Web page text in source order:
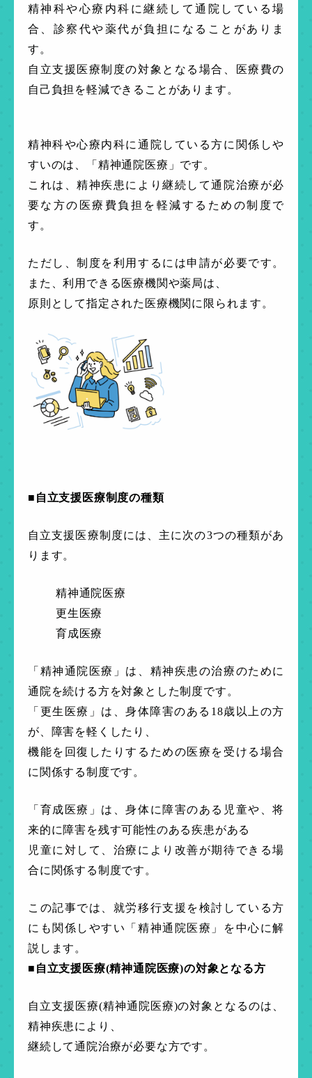
精神科や心療内科に継続して通院している場
合、診察代や薬代が負担になることがありま
す。
自立支援医療制度の対象となる場合、医療費の
自己負担を軽減できることがあります。
精神科や心療内科に通院している方に関係しや
すいのは、「精神通院医療」です。
これは、精神疾患により継続して通院治療が必
要な方の医療費負担を軽減するための制度で
す。
ただし、制度を利用するには申請が必要です。
また、利用できる医療機関や薬局は、
原則として指定された医療機関に限られます。
■自立支援医療制度の種類
自立支援医療制度には、主に次の3つの種類があ
ります。
精神通院医療
更生医療
育成医療
「精神通院医療」は、精神疾患の治療のために
通院を続ける方を対象とした制度です。
「更生医療」は、身体障害のある18歳以上の方
が、障害を軽くしたり、
機能を回復したりするための医療を受ける場合
に関係する制度です。
「育成医療」は、身体に障害のある児童や、将
来的に障害を残す可能性のある疾患がある
児童に対して、治療により改善が期待できる場
合に関係する制度です。
この記事では、就労移行支援を検討している方
にも関係しやすい「精神通院医療」を中心に解
説します。
■自立支援医療(精神通院医療)の対象となる方
自立支援医療(精神通院医療)の対象となるのは、
精神疾患により、
継続して通院治療が必要な方です。